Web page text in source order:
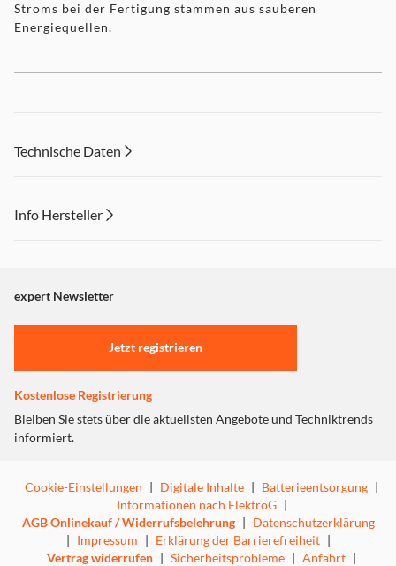
Stroms bei der Fertigung stammen aus sauberen
Energiequellen.
Technische Daten
Info Hersteller
"Marketing".
Einstellungen anpassen
expert Newsletter
Jetzt registrieren
Kostenlose Registrierung
Bleiben Sie stets über die aktuellsten Angebote und Techniktrends
informiert.
Cookie-Einstellungen | Digitale Inhalte | Batterieentsorgung |
Informationen nach ElektroG |
AGB Onlinekauf / Widerrufsbelehrung | Datenschutzerklärung
| Impressum | Erklärung der Barrierefreiheit |
Vertrag widerrufen | Sicherheitsprobleme | Anfahrt |